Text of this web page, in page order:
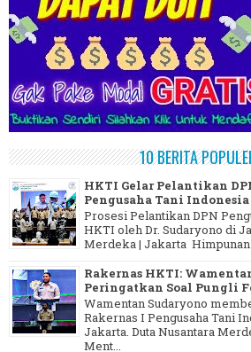
10 BERITA
HKTI Gelar Pelantikan
Pengusaha Tani Indonesia
Prosesi Pelantikan DPN
HKTI oleh Dr. Sudaryono di
Merdeka | Jakarta Himpunan
Rakernas HKTI:
Peringatkan Soal Pungli
Wamentan Sudaryono
Rakernas I Pengusaha Tani
Jakarta. Duta Nusantara
Ment...